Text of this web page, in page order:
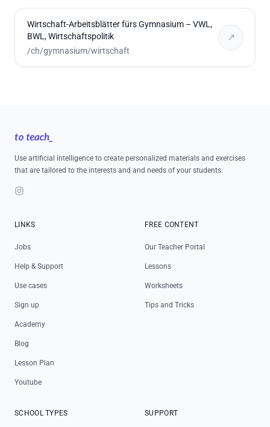
Wirtschaft-Arbeitsblätter fürs Gymnasium – VWL,
BWL, Wirtschaftspolitik
/ch/gymnasium/wirtschaft
↗
Use artificial intelligence to create personalized materials and exercises
that are tailored to the interests and and needs of your students.
Instagram
LINKS
Jobs
Help & Support
Use cases
Sign up
Academy
Blog
Lesson Plan
Youtube
FREE CONTENT
Our Teacher Portal
Lessons
Worksheets
Tips and Tricks
SCHOOL TYPES SUPPORT